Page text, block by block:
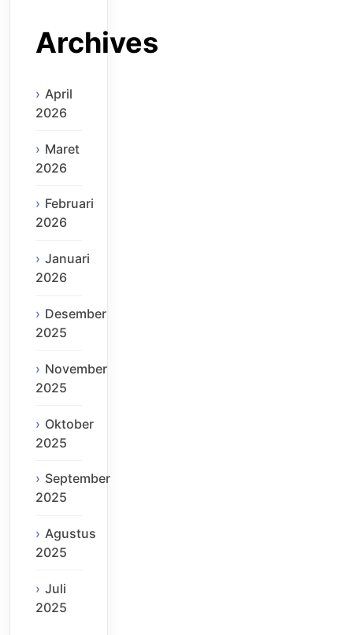
Archives
April
2026
Maret
2026
Februari
2026
Januari
2026
Desember
2025
November
2025
Oktober
2025
September
2025
Agustus
2025
Juli
2025